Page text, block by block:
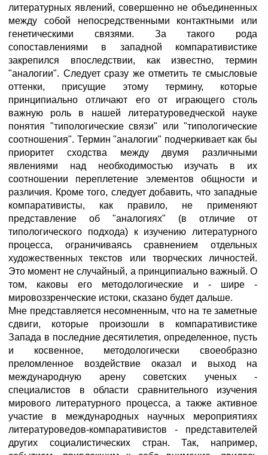
литературных явлений, совершенно не объединенных
между собой непосредственными контактными или
генетическими связями. За такого рода
сопоставлениями в западной компаративистике
закрепился впоследствии, как известно, термин
"аналогии". Следует сразу же отметить те смысловые
оттенки, присущие этому термину, которые
принципиально отличают его от играющего столь
важную роль в нашей литературоведческой науке
понятия "типологические связи" или "типологические
соотношения". Термин "аналогии" подчеркивает как бы
приоритет сходства между двумя различными
явлениями над необходимостью изучать в их
соотношении переплетение элементов общности и
различия. Кроме того, следует добавить, что западные
компаративисты, как правило, не применяют
представление об "аналогиях" (в отличие от
типологического подхода) к изучению литературного
процесса, ограничиваясь сравнением отдельных
художественных текстов или творческих личностей.
Это момент не случайный, а принципиально важный. О
том, каковы его методологические и - шире -
мировоззренческие истоки, сказано будет дальше.
Мне представляется несомненным, что на те заметные
сдвиги, которые произошли в компаративистике
Запада в последние десятилетия, определенное, пусть
и косвенное, методологически своеобразно
преломленное воздействие оказал и выход на
международную арену советских ученых -
специалистов в области сравнительного изучения
мирового литературного процесса, а также активное
участие в международных научных мероприятиях
литературоведов-компаративистов - представителей
других социалистических стран. Так, например,